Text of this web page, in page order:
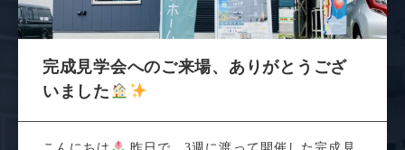
完成見学会へのご来場、ありがとうござ
いました